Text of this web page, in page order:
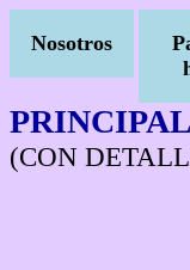
Nosotros
(CON